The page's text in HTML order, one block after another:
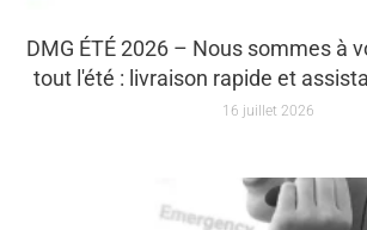
DMG ÉTÉ 2026 – Nous sommes à
tout l'été : livraison rapide et
16 juillet 2026